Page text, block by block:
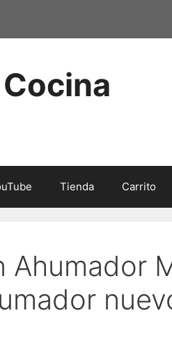
Tienda Carrito
Ahumador